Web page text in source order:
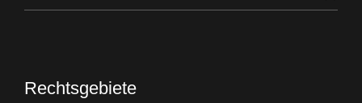
Rechtsgebiete